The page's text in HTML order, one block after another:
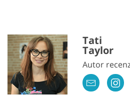
Tati
Taylor
Autor